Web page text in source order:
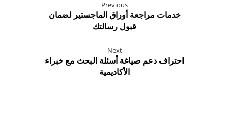
Previous
خدمات مراجعة أوراق الماجستير لضمان
قبول رسالتك
Next
احتراف دعم صياغة أسئلة البحث مع خبراء
الأكاديمية